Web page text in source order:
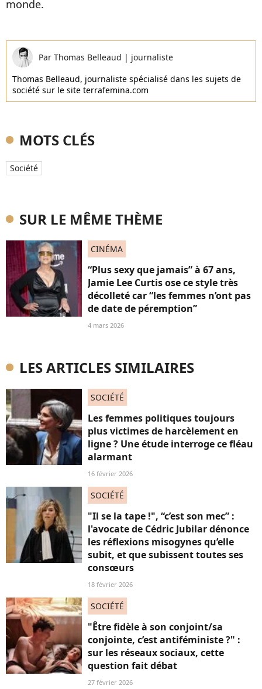
monde.
Par Thomas Belleaud | journaliste
Thomas Belleaud, journaliste spécialisé dans les sujets de
société sur le site terrafemina.com
MOTS CLÉS
Société
SUR LE MÊME THÈME
CINÉMA
“Plus sexy que jamais” à 67 ans,
Jamie Lee Curtis ose ce style très
décolleté car “les femmes n’ont pas
de date de péremption”
4 mars 2026
LES ARTICLES SIMILAIRES
SOCIÉTÉ
Les femmes politiques toujours
plus victimes de harcèlement en
ligne ? Une étude interroge ce fléau
alarmant
16 février 2026
SOCIÉTÉ
"Il se la tape !", “c’est son mec” :
l'avocate de Cédric Jubilar dénonce
les réflexions misogynes qu’elle
subit, et que subissent toutes ses
consœurs
18 février 2026
SOCIÉTÉ
"Être fidèle à son conjoint/sa
conjointe, c’est antiféministe ?" :
sur les réseaux sociaux, cette
question fait débat
27 février 2026